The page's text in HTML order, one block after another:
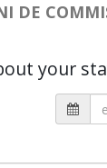
DE
your